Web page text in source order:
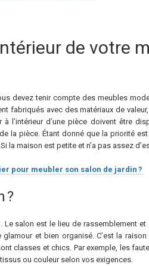
de votre
devez tenir compte des meubles
fabriqués avec des matériaux de
à l’intérieur d’une pièce doivent être
la pièce. Étant donné que la priorité
la maison est petite et n’a pas assez
pour meubler son salon de jardin ?
?
salon est le lieu de rassemblement
et bien organisé. C’est la
classes et chics. Par exemple, les
ou couleur selon vos exigences.